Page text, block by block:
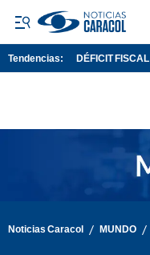
Tendencias: DÉFICIT FISCAL
Noticias Caracol / MUNDO /